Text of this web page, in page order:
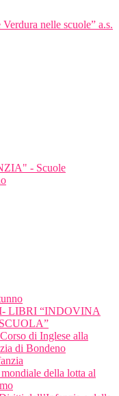
nelle scuole” a.s.
- Scuole
LIBRI “INDOVINA
di Inglese alla
di Bondeno
della lotta al